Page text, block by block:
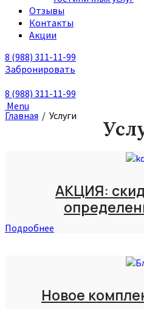
Отзывы
Контакты
Акции
8 (988) 311-11-99
Забронировать
8 (988) 311-11-99
Menu
Главная / Услуги
АКЦИЯ:
Подробнее
Новое